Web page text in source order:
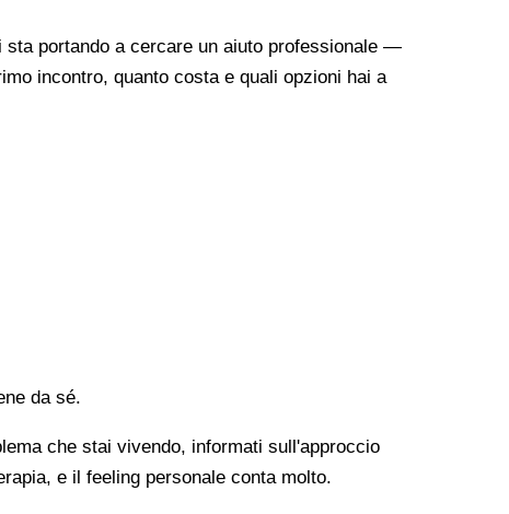
sta portando a cercare un aiuto professionale —
incontro, quanto costa e quali opzioni hai a
da sé.
che stai vivendo, informati sull'approccio
e il feeling personale conta molto.